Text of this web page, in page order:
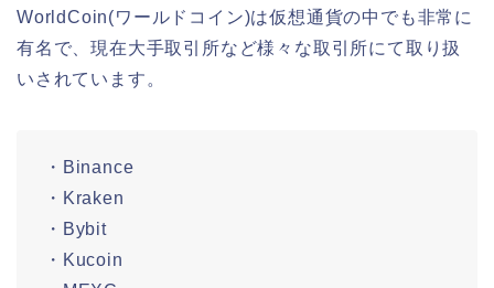
WorldCoin(ワールドコイン)は仮想通貨の中でも非常に
有名で、現在大手取引所など様々な取引所にて取り扱
いされています。
・Binance
・Kraken
・Bybit
・Kucoin